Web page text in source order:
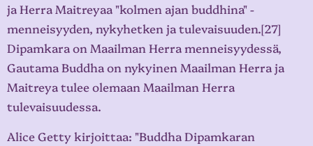
ja Herra Maitreyaa "kolmen ajan buddhina" -
menneisyyden, nykyhetken ja tulevaisuuden.[27]
Dipamkara on Maailman Herra menneisyydessä,
Gautama Buddha on nykyinen Maailman Herra ja
Maitreya tulee olemaan Maailman Herra
tulevaisuudessa.
Alice Getty kirjoittaa: "Buddha Dipamkaran